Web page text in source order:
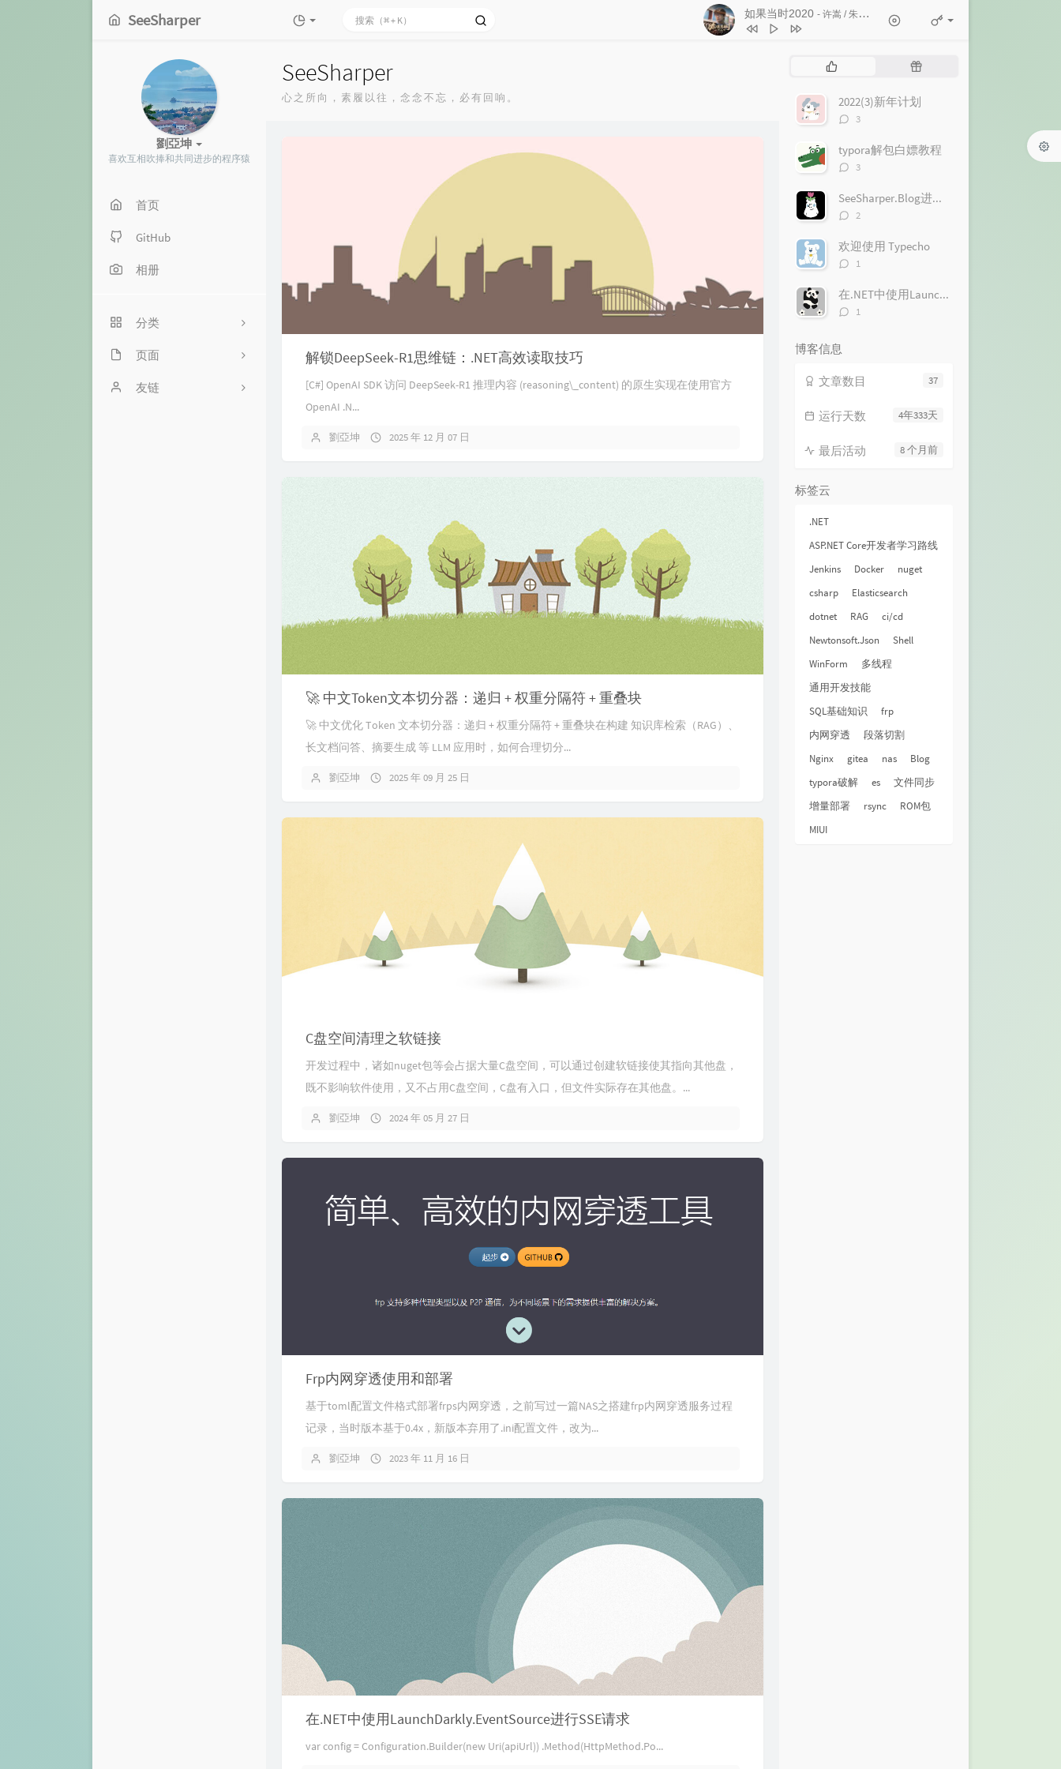
SeeSharper 如果当时2020 - 许嵩 / 朱婷婷
1
白马非马 许嵩
欢子
得到你的人却得不到你的心 欢子
徐良 / Britneylee小暖
徐良
徐良 / 小凌
劉亞坤
喜欢互相吹捧和共同进步的程序猿
首页
GitHub
相册
分类
2
.NET开发者学习路
页面
文章归档
友链
SeeSharper
心之所向，素履以往，念念不忘，必有回响。
解锁DeepSeek-R1思维链：.NET高效读取技巧
[C#] OpenAI SDK 访问 DeepSeek-R1 推理内容 (reasoning\_content) 的原生实现在使用官方
OpenAI .N...
劉亞坤 2025 年 12 月 07 日
🚀 中文Token文本切分器：递归 + 权重分隔符 + 重叠块
🚀 中文优化 Token 文本切分器：递归 + 权重分隔符 + 重叠块在构建 知识库检索（RAG）、
长文档问答、摘要生成 等 LLM 应用时，如何合理切分...
劉亞坤 2025 年 09 月 25 日
C盘空间清理之软链接
开发过程中，诸如nuget包等会占据大量C盘空间，可以通过创建软链接使其指向其他盘，
既不影响软件使用，又不占用C盘空间，C盘有入口，但文件实际存在其他盘。...
劉亞坤 2024 年 05 月 27 日
Frp内网穿透使用和部署
基于toml配置文件格式部署frps内网穿透，之前写过一篇NAS之搭建frp内网穿透服务过程
记录，当时版本基于0.4x，新版本弃用了.ini配置文件，改为...
劉亞坤 2023 年 11 月 16 日
在.NET中使用LaunchDarkly.EventSource进行SSE请求
var config = Configuration.Builder(new Uri(apiUrl)) .Method(HttpMethod.Po...
文
章
随
2022(3)新年计划
评
数：
3
typora解包白嫖教程
评
数：
3
SeeSharper.Blog进度一览
评
数：
2
欢迎使用 Typecho
评
数：
1
在.NET中使用LaunchDarkly.EventSource进行SSE请求
评1
博客信息
37
文章数目
4年333天
运行天数
8 个月前
最后活动
标签云
.NET
ASP.NET Core开发者学习路线
Jenkins
Docker
nuget
csharp
Elasticsearch
dotnet
RAG
ci/cd
Newtonsoft.Json
Shell
WinForm
多线程
通用开发技能
SQL基础知识
frp
内网穿透
段落切割
Nginx
gitea nas
Blog
typora破解
es
文件同步
增量部署
rsync
ROM包
MIUI